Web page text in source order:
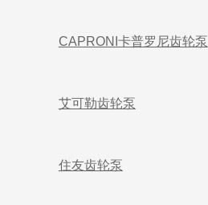
CAPRONI卡普罗尼齿轮泵
艾可勒齿轮泵
住友齿轮泵